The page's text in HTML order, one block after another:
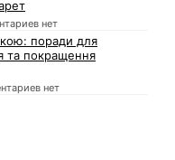
нет
поради для
та покращення
нет